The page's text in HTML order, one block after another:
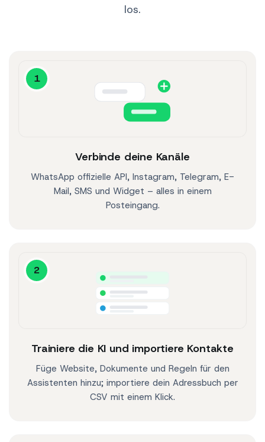
los.
1
Verbinde deine Kanäle
WhatsApp offizielle API, Instagram, Telegram, E-
Mail, SMS und Widget – alles in einem
Posteingang.
2
Trainiere die KI und importiere Kontakte
Füge Website, Dokumente und Regeln für den
Assistenten hinzu; importiere dein Adressbuch per
CSV mit einem Klick.